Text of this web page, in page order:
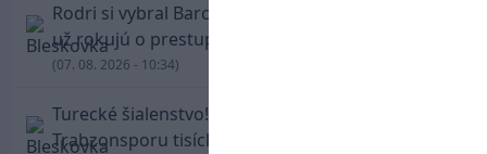
Rodri si vybral Barcelonu a odmietol Real. Kluby
už rokujú o prestupovej čiastke
(07. 08. 2026 - 10:34)
Turecké šialenstvo! Salaha vítali na štadióne
Trabzonsporu tisícky fanúšikov